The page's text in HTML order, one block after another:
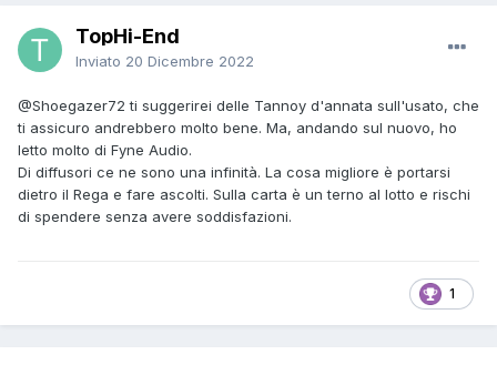
TopHi-End
Inviato 20 Dicembre 2022
@Shoegazer72 ti suggerirei delle Tannoy d'annata sull'usato, che
ti assicuro andrebbero molto bene. Ma, andando sul nuovo, ho
letto molto di Fyne Audio.
Di diffusori ce ne sono una infinità. La cosa migliore è portarsi
dietro il Rega e fare ascolti. Sulla carta è un terno al lotto e rischi
di spendere senza avere soddisfazioni.
1